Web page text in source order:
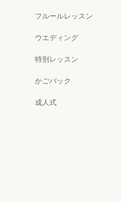
フルールレッスン
ウエディング
特別レッスン
かごバック
成人式